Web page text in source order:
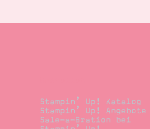
Stampin’ Up! Katalog
Stampin’ Up! Angebote
Sale-a-Bration bei